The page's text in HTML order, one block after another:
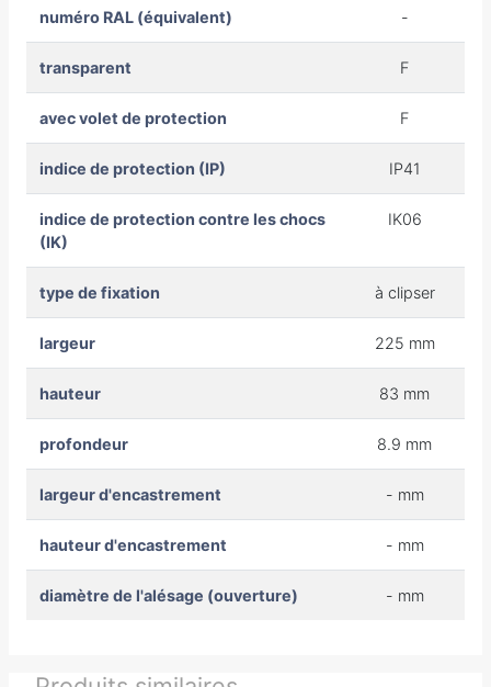
numéro RAL (équivalent) -
transparent F
avec volet de protection F
indice de protection (IP) IP41
indice de protection contre les chocs
(IK)
IK06
type de fixation à clipser
largeur 225 mm
hauteur 83 mm
profondeur 8.9 mm
largeur d'encastrement - mm
hauteur d'encastrement - mm
diamètre de l'alésage (ouverture) - mm